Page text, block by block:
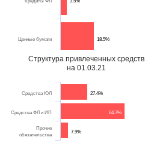
18.5%
Ценные бумаги
Прочие активы
Структура привлеченных средств
на 01.03.21
27.4%
64.7%
7.9%
Средства ЮЛ
Средства ФЛ и ИП
Прочие
обязательства